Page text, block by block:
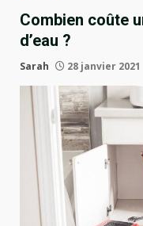
Combien coûte
d’eau ?
Sarah 28 janvier 2021